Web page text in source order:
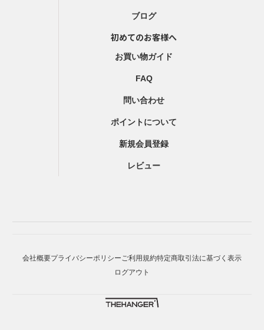
ブログ
初めてのお客様へ
お買い物ガイド
FAQ
問い合わせ
ポイントについて
新規会員登録
レビュー
会社概要プライバシーポリシーご利用規約特定商取引法に基づく表示
ログアウト